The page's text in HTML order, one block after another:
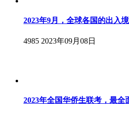
2023年9月，全球各国的出入
4985 2023年09月08日
2023年全国华侨生联考，最全